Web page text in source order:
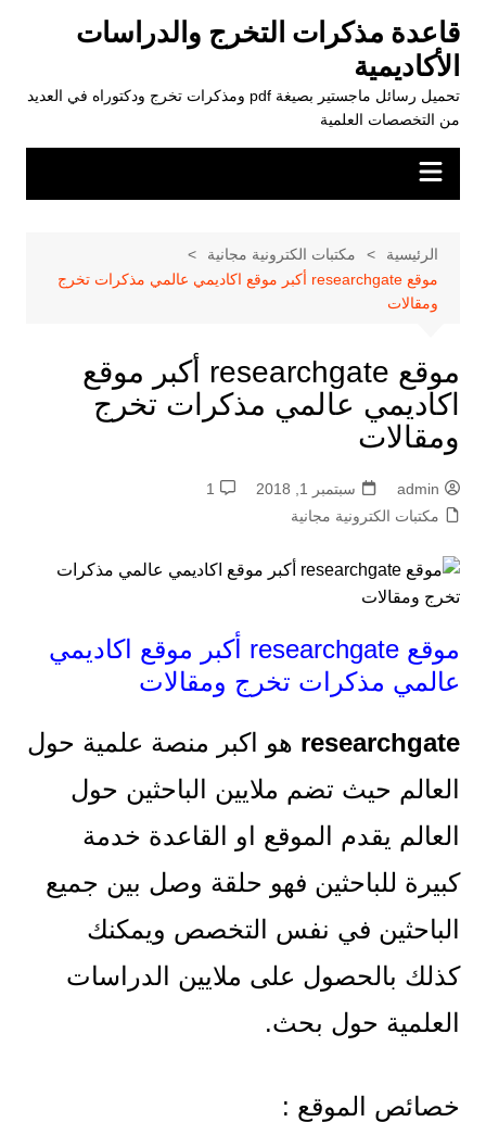
المحتوى
قاعدة مذكرات التخرج والدراسات
الأكاديمية
تحميل رسائل ماجستير بصيغة pdf ومذكرات تخرج ودكتوراه في العديد
من التخصصات العلمية
الرئيسية
مكتبات الكترونية مجانية
موقع researchgate أكبر موقع اكاديمي عالمي مذكرات تخرج
ومقالات
موقع researchgate أكبر موقع
اكاديمي عالمي مذكرات تخرج
ومقالات
admin سبتمبر 1, 2018
1
مكتبات الكترونية مجانية
موقع researchgate أكبر موقع اكاديمي
عالمي مذكرات تخرج ومقالات
researchgate هو اكبر منصة علمية حول
العالم حيث تضم ملايين الباحثين حول
العالم يقدم الموقع او القاعدة خدمة
كبيرة للباحثين فهو حلقة وصل بين جميع
الباحثين في نفس التخصص ويمكنك
كذلك بالحصول على ملايين الدراسات
العلمية حول بحث.
خصائص الموقع :